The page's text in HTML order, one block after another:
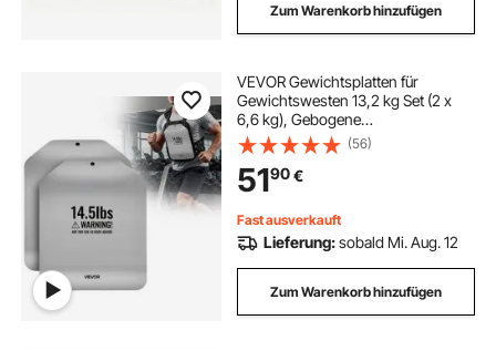
Zum Warenkorb hinzufügen
VEVOR Gewichtsplatten für
Gewichtswesten 13,2 kg Set (2 x
6,6 kg), Gebogene
Gewichtswestenplatten für WODs &
Funktionelles Training,
Ergonomisches Zusatzgewicht für
Krafttraining, Laufen und Fitness
(56)
5190€
Fast ausverkauft
Lieferung:sobald Mi. Aug. 12
Zum Warenkorb hinzufügen